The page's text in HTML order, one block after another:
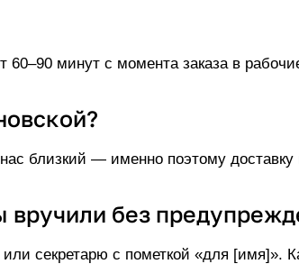
минут с момента заказа в
близкий — именно поэтому доставку
вручили без
секретарю с пометкой «для [имя]».